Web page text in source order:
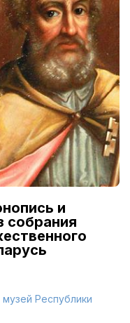
и
собрания
Республики